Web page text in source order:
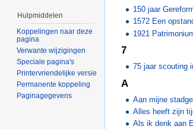
150 jaar
1572 Een
1921
7
75 jaar scouting
A
Aan mijne
Alles heeft zijn
Als ik denk aan
Hulpmiddelen
Koppelingen naar deze
pagina
Verwante wijzigingen
Speciale pagina's
Printervriendelijke versie
Permanente koppeling
Paginagegevens